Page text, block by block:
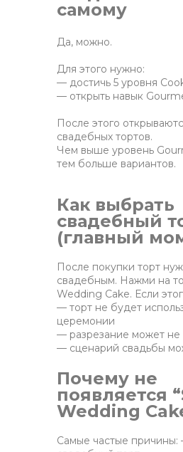
самому
Да, можно.
Для этого нужно:
— достичь 5 уровня
— открыть навык
После этого
свадебных тортов.
Чем выше уровень
тем больше вариантов.
Как выбрать
свадебный
(главный
После покупки торт
свадебным. Нажми на
Wedding Cake. Если
— торт не будет
церемонии
— разрезание может не
— сценарий свадьбы
Почему не
появляется
Wedding
Самые частые